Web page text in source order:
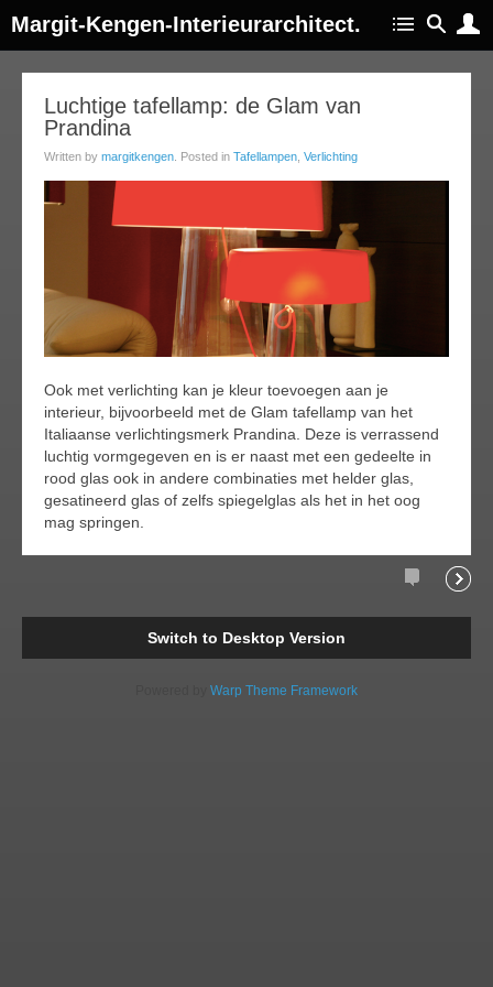
Margit-Kengen-Interieurarchitect.
Luchtige tafellamp: de Glam van
Prandina
Written by margitkengen . Posted in Tafellampen Verlichting
Ook met verlichting kan je kleur toevoegen aan je
interieur, bijvoorbeeld met de Glam tafellamp van het
Italiaanse verlichtingsmerk Prandina. Deze is verrassend
luchtig vormgegeven en is er naast met een gedeelte in
rood glas ook in andere combinaties met helder glas,
gesatineerd glas of zelfs spiegelglas als het in het oog
mag springen.
Comments
Switch to Desktop Version
Warp Theme Framework